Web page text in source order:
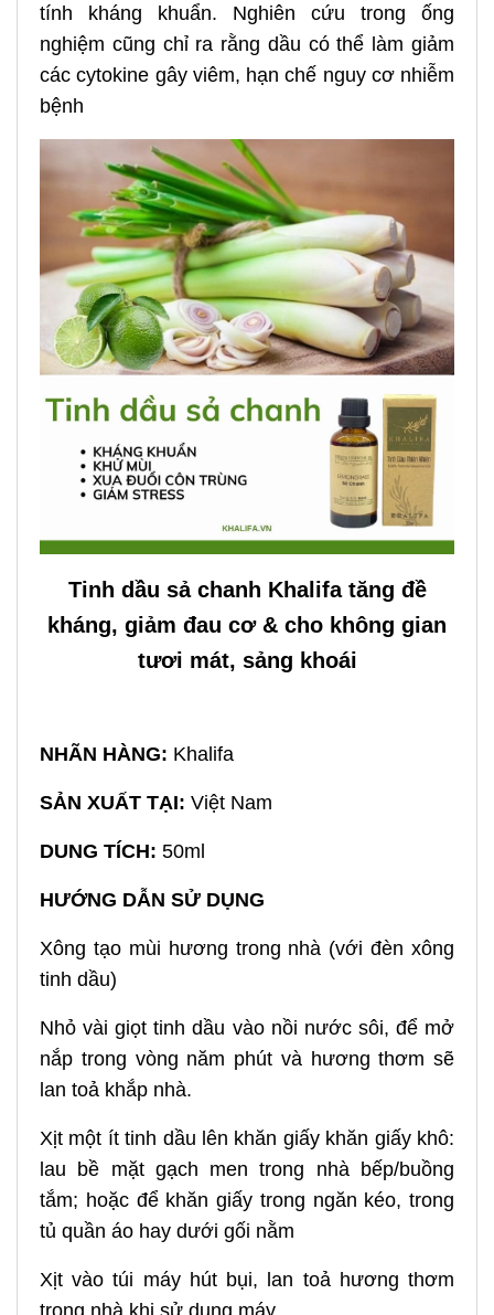
tính kháng khuẩn. Nghiên cứu trong ống
nghiệm cũng chỉ ra rằng dầu có thể làm giảm
các cytokine gây viêm, hạn chế nguy cơ nhiễm
bệnh
Tinh dầu sả chanh Khalifa tăng đề
kháng, giảm đau cơ & cho không gian
tươi mát, sảng khoái
NHÃN HÀNG: Khalifa
SẢN XUẤT TẠI: Việt Nam
DUNG TÍCH: 50ml
HƯỚNG DẪN SỬ DỤNG
Xông tạo mùi hương trong nhà (với đèn xông
tinh dầu)
Nhỏ vài giọt tinh dầu vào nồi nước sôi, để mở
nắp trong vòng năm phút và hương thơm sẽ
lan toả khắp nhà.
Xịt một ít tinh dầu lên khăn giấy khăn giấy khô:
lau bề mặt gạch men trong nhà bếp/buồng
tắm; hoặc để khăn giấy trong ngăn kéo, trong
tủ quần áo hay dưới gối nằm
Xịt vào túi máy hút bụi, lan toả hương thơm
trong nhà khi sử dụng máy